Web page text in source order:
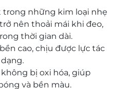
trong những kim loại nhẹ
nên thoải mái khi đeo,
thời gian dài.
cao, chịu được lực tác
bị oxi hóa, giúp
và bền màu.